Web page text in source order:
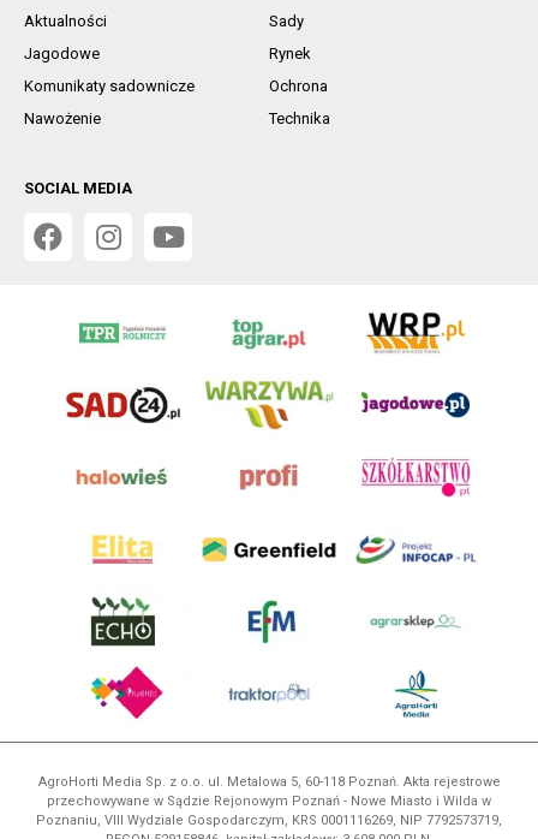
Aktualności
Sady
Jagodowe
Rynek
Komunikaty sadownicze
Ochrona
Nawożenie
Technika
SOCIAL MEDIA
AgroHorti Media Sp. z o.o. ul. Metalowa 5, 60-118 Poznań. Akta rejestrowe
przechowywane w Sądzie Rejonowym Poznań - Nowe Miasto i Wilda w
Poznaniu, VIII Wydziale Gospodarczym, KRS 0001116269, NIP 7792573719,